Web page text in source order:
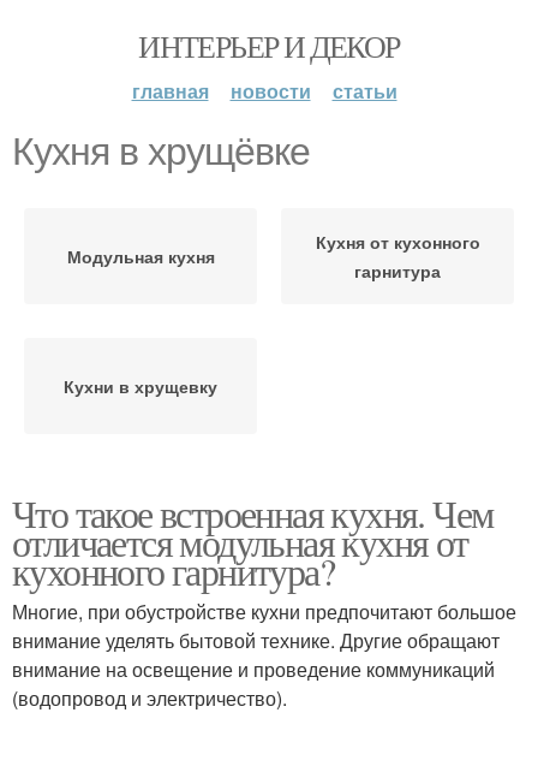
ИНТЕРЬЕР И ДЕКОР
главная новости статьи
Кухня в хрущёвке
Модульная кухня
Кухня от кухонного
гарнитура
Кухни в хрущевку
Что такое встроенная кухня. Чем
отличается модульная кухня от
кухонного гарнитура?
Многие, при обустройстве кухни предпочитают большое
внимание уделять бытовой технике. Другие обращают
внимание на освещение и проведение коммуникаций
(водопровод и электричество).